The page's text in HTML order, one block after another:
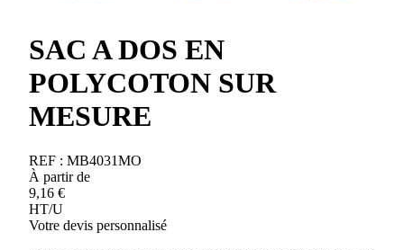
SAC A DOS EN
POLYCOTON SUR
MESURE
REF : MB4031MO
À partir de
9,16 €
HT/U
Votre devis personnalisé